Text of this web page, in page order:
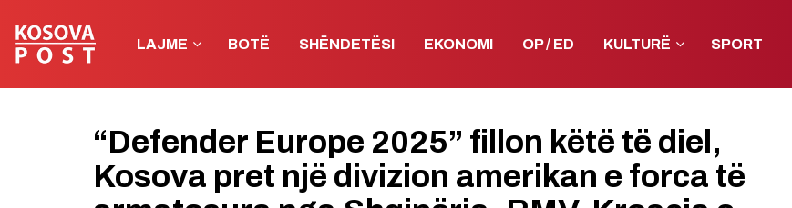
LAJME BOTË SHËNDETËSI EKONOMI OP / ED KULTURË SPORT
“Defender Europe 2025” fillon këtë të diel,
Kosova pret një divizion amerikan e forca të